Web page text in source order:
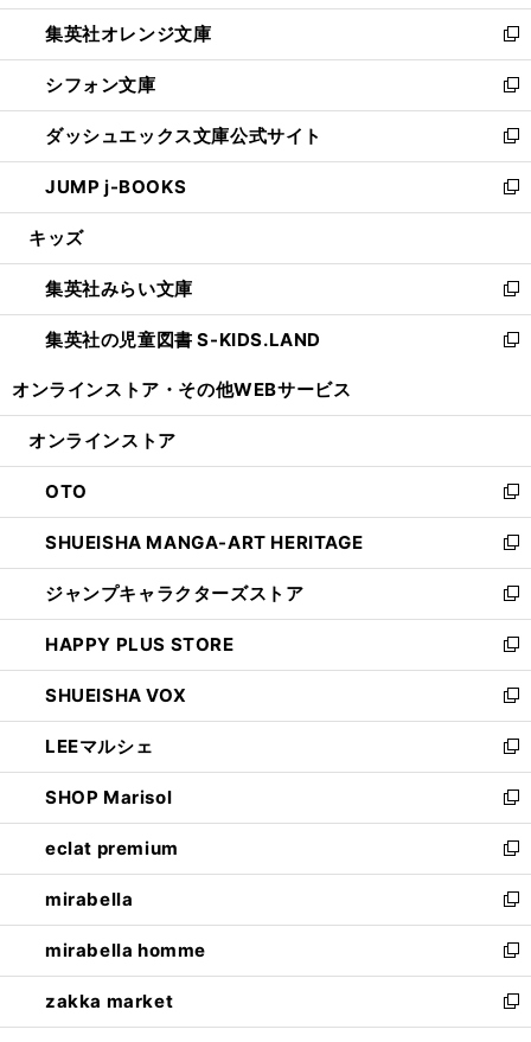
開
く
ウ
で
開
く
ン
ド
ウ
で
開
く
し
い
ウ
ィ
ン
ド
ウ
で
開
集英社オレンジ文庫
新
し
い
ウ
ィ
ン
ド
ウ
開
く
シフォン文庫
新
し
い
ウ
ィ
ン
ウ
で
開
く
ダッシュエックス文庫公式サイト
新
し
い
ウ
ン
ド
ウ
で
JUMP j-BOOKS
新
し
ウ
ィ
ン
ド
開
キッズ
集英社みらい文庫
新
し
い
ン
ウ
で
開
く
集英社の児童図書 S-KIDS.LAND
新
ウ
ン
ド
ウ
で
開
く
オンラインストア・ その他WEBサービス
オンラインストア
OTO
新
し
い
ウ
ィ
ン
ド
ウ
で
開
く
SHUEISHA MANGA-ART HERITAGE
新
し
い
ウ
ィ
ン
ド
ウ
で
開
く
ジャンプキャラクターズストア
新
し
い
ウ
ィ
ン
ド
ウ
で
開
く
HAPPY PLUS STORE
新
し
い
ウ
ィ
ン
ド
ウ
で
開
く
SHUEISHA VOX
新
し
い
ウ
ィ
ン
ド
ウ
で
開
く
LEEマルシェ
新
し
い
ウ
ィ
ン
ド
ウ
で
開
く
SHOP Marisol
新
し
い
ウ
ィ
ン
ド
ウ
で
開
eclat premium
新
し
い
ウ
ィ
ン
ド
ウ
mirabella
新
し
い
ウ
ィ
ン
mirabella homme
新
し
い
ウ
zakka market
新
し